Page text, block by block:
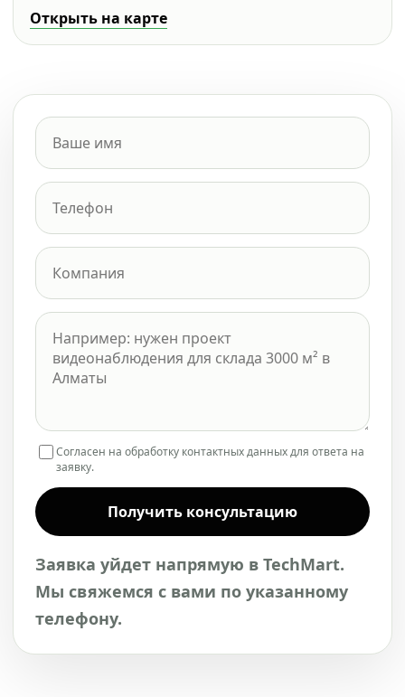
Открыть на карте
Согласен на обработку контактных данных для ответа на
заявку.
Получить консультацию
Заявка уйдет напрямую в TechMart.
Мы свяжемся с вами по указанному
телефону.